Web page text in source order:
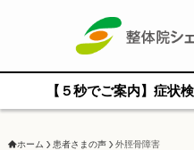
【５秒でご案内】症状
ホーム 患者さまの声 外脛骨障害